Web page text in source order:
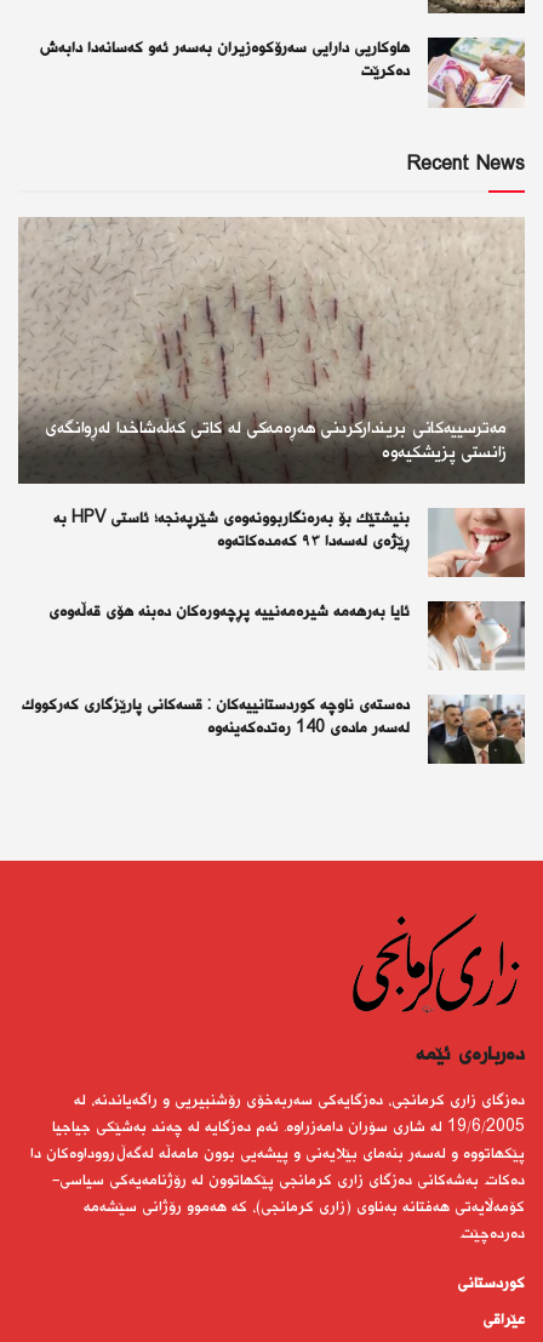
هاوکاریی دارایی سەرۆکوەزیران بەسەر ئەو كەسانەدا دابەش
دەکرێت
Recent News
مەترسییەکانی بریندارکردنی هەڕەمەکی لە کاتی کەڵەشاخدا لەڕوانگەی
زانستی پزیشکیەوە
بنیشتێك بۆ بەرەنگاربوونەوەی شێرپەنجە؛ ئاستی HPV بە
ڕێژەی لەسەدا ٩٣ كەمدەكاتەوە
ئايا به‌رهه‌مه‌ شيره‌مه‌نييه‌ پڕچه‌وره‌كان ده‌بنه‌ هۆى قه‌ڵه‌وه‌ى
دەستەی ناوچە كوردستانییەكان : قسەكانی پارێزگاری كەركووك
لەسەر مادەی 140 رەتدەكەینەوە
دەربارەى ئێمە
دەزگای زاری كرمانجی، دەزگایەكی سەربەخۆی رۆشنبیریی و راگەیاندنە، لە
19/6/2005 لە شاری سۆران دامەزراوە. ئەم دەزگایە لە چەند بەشێكی جیاجیا
پێكهاتووە و لەسەر بنەمای بێلایەنی و پیشەیی بوون مامەڵە لەگەڵ رووداوەكان دا
دەكات. بەشەكانی دەزگای زاری كرمانجی پێكهاتوون لە رۆژنامەیەكی سیاسی-
كۆمەڵایەتی هەفتانە بەناوی (زاری كرمانجی)، كە هەموو رۆژانی سێشەمە
دەردەچێت.
کوردستانى
عێراقی